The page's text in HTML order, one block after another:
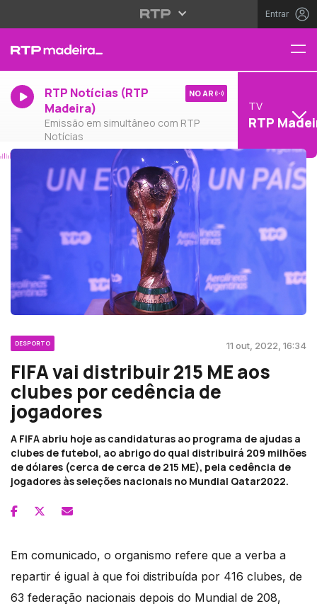
Entrar
RTP Notícias (RTP
Madeira)
Emissão em simultâneo com RTP
Notícias
NO AR
TV
RTP
DESPORTO 11 out, 2022, 16:34
FIFA vai distribuir 215 ME aos
clubes por cedência de
jogadores
A FIFA abriu hoje as candidaturas ao programa de ajudas a
clubes de futebol, ao abrigo do qual distribuirá 209 milhões
de dólares (cerca de cerca de 215 ME), pela cedência de
jogadores às seleções nacionais no Mundial Qatar2022.
Em comunicado, o organismo refere que a verba a
repartir é igual à que foi distribuída por 416 clubes, de
63 federação nacionais depois do Mundial de 208,